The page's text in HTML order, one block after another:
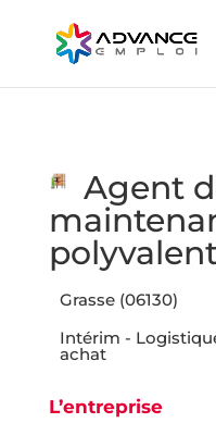
Agent
Grasse (06130)
Intérim -
achat
L’entreprise